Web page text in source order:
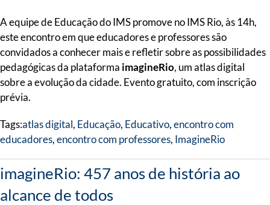
A equipe de Educação do IMS promove no IMS Rio, às 14h,
este encontro em que educadores e professores são
convidados a conhecer mais e refletir sobre as possibilidades
pedagógicas da plataforma imagineRio, um atlas digital
sobre a evolução da cidade. Evento gratuito, com inscrição
prévia.
Tags:atlas digital, Educação, Educativo,encontro com
educadores,encontro com professores, ImagineRio
imagineRio: 457 anos de história ao
alcance de todos